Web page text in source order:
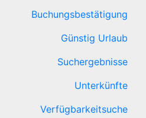
Buchungsbestätigung
Günstig Urlaub
Suchergebnisse
Unterkünfte
Verfügbarkeitsuche